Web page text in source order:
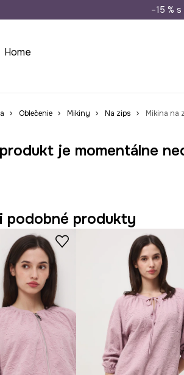
Doprava–15 %
Home
Oblečenie Mikiny Na zips Mikina na
je momentálne
podobné produkty